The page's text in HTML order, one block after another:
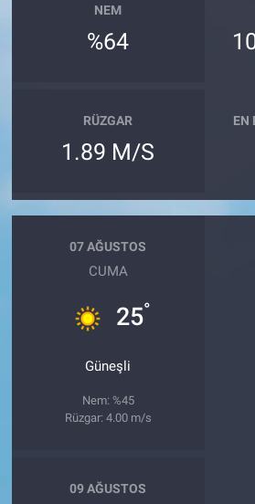
NEM
%64
RÜZGAR
1.89 M/S
EN
07 AĞUSTOS
CUMA
25°
Güneşli
Nem: %45
Rüzgar: 4.00 m/s
09 AĞUSTOS